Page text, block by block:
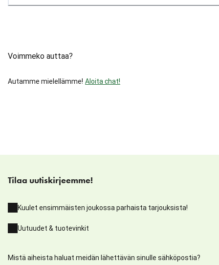
Voimmeko auttaa?
Autamme mielellämme! Aloita chat!
Tilaa uutiskirjeemme!
Kuulet ensimmäisten joukossa parhaista tarjouksista!
Uutuudet & tuotevinkit
Mistä aiheista haluat meidän lähettävän sinulle sähköpostia?